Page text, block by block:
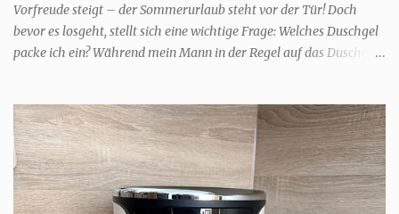
Vorfreude steigt – der Sommerurlaub steht vor der Tür! Doch
bevor es losgeht, stellt sich eine wichtige Frage: Welches Duschgel
packe ich ein? Während mein Mann in der Regel auf das Duschgel
Urlaub Entspannung und Wellness. Falls ihr ähnlich denkt, lasst
uns doch herausfinden, welcher Duschtyp ihr seid. TYP
GENIESSER Egal, ob Strand oder Städtetrip - für euch gehört
gutes Essen, ein guter Wein oder Cocktail, vielleicht ein gutes Buch
dazu. Ihr liebt es Sonnenuntergänge zu beobachten und genießt